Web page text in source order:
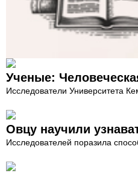
Ученые:
Исследователи Университета
Овцу научили
Исследователей поразила